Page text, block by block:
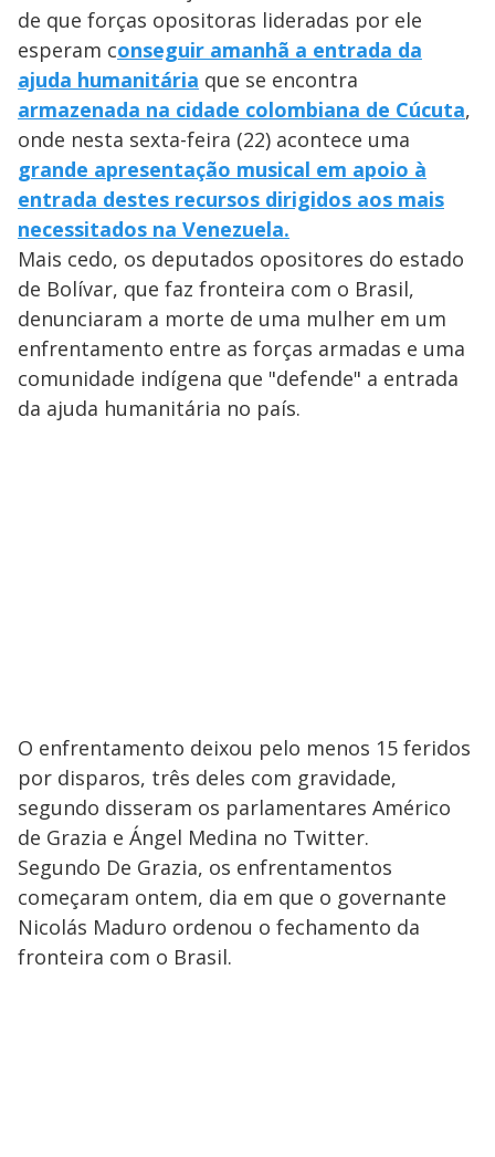
de que forças opositoras lideradas por ele
esperam conseguir amanhã a entrada da
ajuda humanitária que se encontra
armazenada na cidade colombiana de Cúcuta,
onde nesta sexta-feira (22) acontece uma
grande apresentação musical em apoio à
entrada destes recursos dirigidos aos mais
necessitados na Venezuela.
Mais cedo, os deputados opositores do estado
de Bolívar, que faz fronteira com o Brasil,
denunciaram a morte de uma mulher em um
enfrentamento entre as forças armadas e uma
comunidade indígena que "defende" a entrada
da ajuda humanitária no país.
O enfrentamento deixou pelo menos 15 feridos
por disparos, três deles com gravidade,
segundo disseram os parlamentares Américo
de Grazia e Ángel Medina no Twitter.
Segundo De Grazia, os enfrentamentos
começaram ontem, dia em que o governante
Nicolás Maduro ordenou o fechamento da
fronteira com o Brasil.